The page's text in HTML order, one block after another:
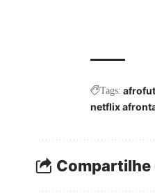
Tags:
netflix